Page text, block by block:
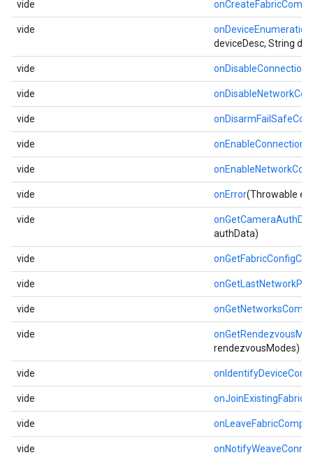
vide
vide
deviceDesc, String
vide
vide
vide
vide
vide
vide onError(Throwable
vide
authData)
vide
vide
vide
vide
rendezvousModes)
vide
vide
vide
vide